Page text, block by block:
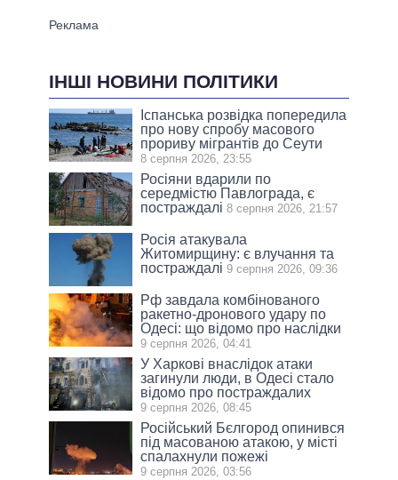
ІНШІ НОВИНИ ПОЛІТИКИ
Іспанська розвідка попередила
про нову спробу масового
прориву мігрантів до Сеути
8 серпня 2026, 23:55
Росіяни вдарили по
середмістю Павлограда, є
постраждалі 8 серпня 2026, 21:57
Росія атакувала
Житомирщину: є влучання та
постраждалі 9 серпня 2026, 09:36
Рф завдала комбінованого
ракетно-дронового удару по
Одесі: що відомо про наслідки
9 серпня 2026, 04:41
У Харкові внаслідок атаки
загинули люди, в Одесі стало
відомо про постраждалих
9 серпня 2026, 08:45
Російський Бєлгород опинився
під масованою атакою, у місті
спалахнули пожежі
9 серпня 2026, 03:56